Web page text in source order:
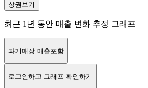
상권보기
최근 1년 동안 매출 변화 추정 그래프
과거매장 매출포함
로그인하고 그래프 확인하기